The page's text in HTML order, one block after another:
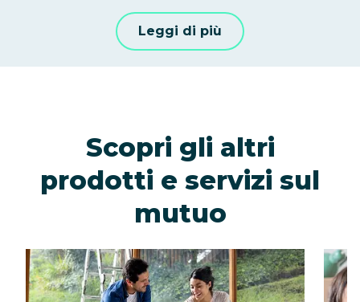
Leggi di più
Scopri gli altri
prodotti e servizi sul
mutuo